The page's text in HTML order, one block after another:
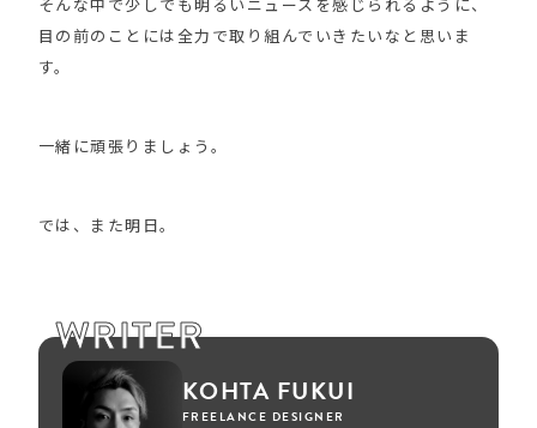
目の前のことには全力で取り組んでいきたいなと思いま
す。
一緒に頑張りましょう。
では、また明日。
WRITER
KOHTA FUKUI
FREELANCE DESIGNER